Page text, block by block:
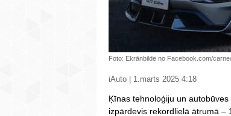
Foto: Ekrānbilde no Facebook.com/
iAuto | 1.marts 2025 4:18
Ķīnas tehnoloģiju un
izpārdevis rekordlielā ātrumā –